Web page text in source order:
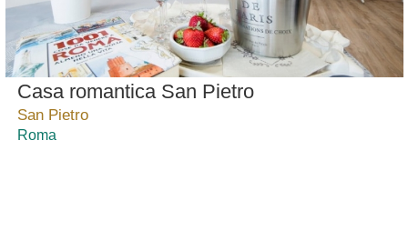
Casa romantica San Pietro
San Pietro
Roma